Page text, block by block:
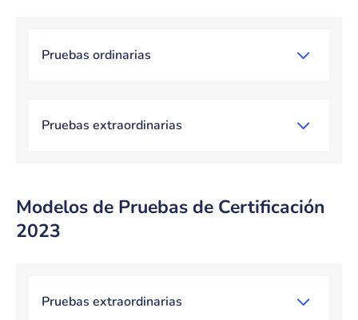
Pruebas ordinarias
Pruebas extraordinarias
Modelos de Pruebas de Certificación
2023
Pruebas extraordinarias